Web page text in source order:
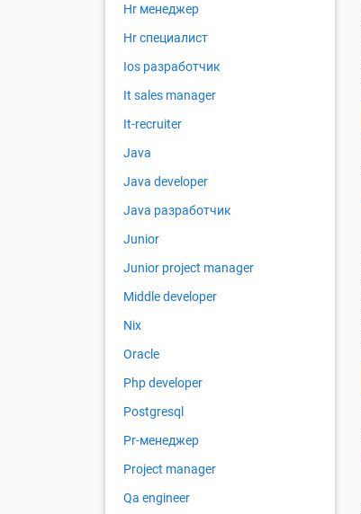
Hr менеджер
Hr специалист
Ios разработчик
It sales manager
It-recruiter
Java
Java developer
Java разработчик
Junior
Junior project manager
Middle developer
Nix
Oracle
Php developer
Postgresql
Pr-менеджер
Project manager
Qa engineer